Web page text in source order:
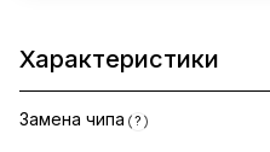
Характеристики
Замена чипа ?